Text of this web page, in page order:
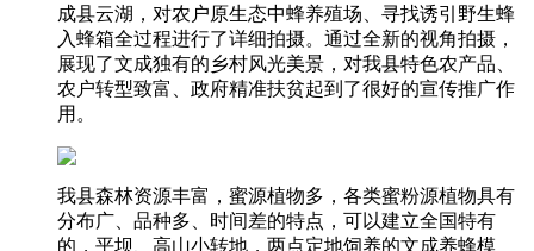
成县云湖，对农户原生态中蜂养殖场、寻找诱引野生蜂
入蜂箱全过程进行了详细拍摄。通过全新的视角拍摄，
展现了文成独有的乡村风光美景，对我县特色农产品、
农户转型致富、政府精准扶贫起到了很好的宣传推广作
用。
我县森林资源丰富，蜜源植物多，各类蜜粉源植物具有
分布广、品种多、时间差的特点，可以建立全国特有
的，平坝、高山小转地，两点定地饲养的文成养蜂模